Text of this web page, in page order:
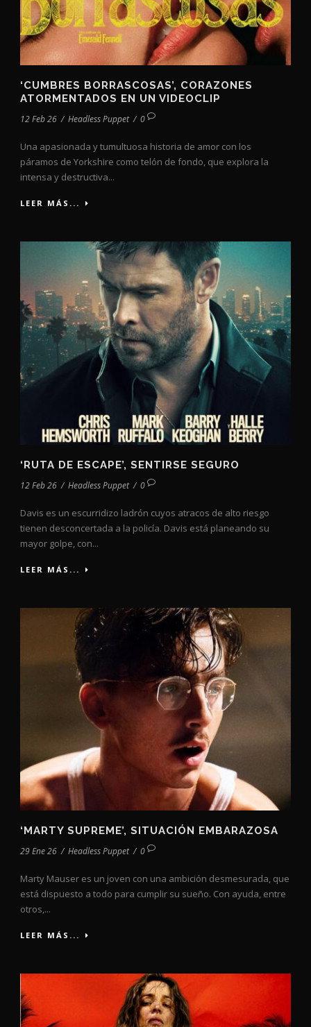
‘CUMBRES BORRASCOSAS’, CORAZONES
ATORMENTADOS EN UN VIDEOCLIP
12 Feb 26 / Headless Puppet / 0
Una apasionada y tumultuosa historia de amor con los
páramos de Yorkshire como telón de fondo, que explora la
intensa y destructiva...
LEER MÁS...
‘RUTA DE ESCAPE’, SENTIRSE SEGURO
12 Feb 26 / Headless Puppet / 0
Davis es un escurridizo ladrón cuyos atracos de alto riesgo
tienen desconcertada a la policía. Davis está planeando su
mayor golpe, con...
LEER MÁS...
‘MARTY SUPREME’, SITUACIÓN EMBARAZOSA
29 Ene 26 / Headless Puppet / 0
Marty Mauser es un joven con una ambición desmesurada, que
está dispuesto a todo para cumplir su sueño. Con ayuda, entre
otros,...
LEER MÁS...